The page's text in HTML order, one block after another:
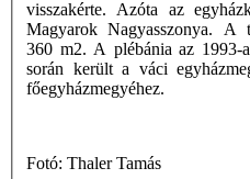
visszakérte. Azóta az
Magyarok Nagyasszonya. A
360 m2. A plébánia az 1993-
során került a váci
főegyházmegyéhez.
Fotó: Thaler Tamás